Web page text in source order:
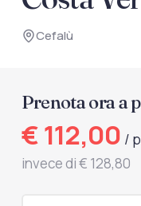
documenti di viaggio.
Cefalù
Prenota ora a
€ 112,00 /
invece di € 128,80